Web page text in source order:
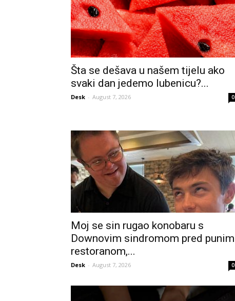
Šta se dešava u našem tijelu ako
svaki dan jedemo lubenicu?...
Desk - August 7, 2026 0
Moj se sin rugao konobaru s
Downovim sindromom pred punim
restoranom,...
Desk - August 7, 2026 0